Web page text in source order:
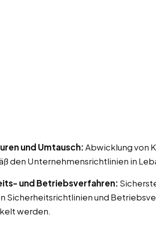
und Umtausch:Abwicklung von
den Unternehmensrichtlinien in
und Betriebsverfahren:
Sicherheitsrichtlinien und
werden.